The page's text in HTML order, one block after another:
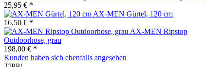
25,95 € *
AX-MEN Gürtel, 120 cm
16,50 € *
AX-MEN Ripstop
Outdoorhose, grau
198,00 € *
Kunden haben sich ebenfalls angesehen